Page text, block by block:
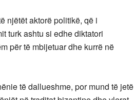
njëtët aktorë politikë, që i
turk ashtu si edhe diktatori
për të mbijetuar dhe kurrë në
të dallueshme, por mund të jetë